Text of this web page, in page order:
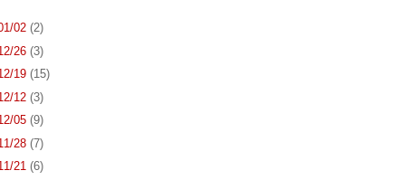
02 (2)
26 (3)
19 (15)
12 (3)
05 (9)
28 (7)
21 (6)